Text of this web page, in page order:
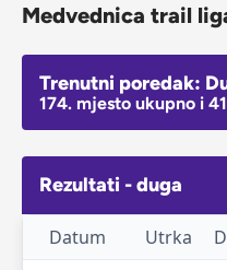
Medvednica trail
Trenutni poredak:
174. mjesto ukupno i
Rezultati - duga
Datum Utrka